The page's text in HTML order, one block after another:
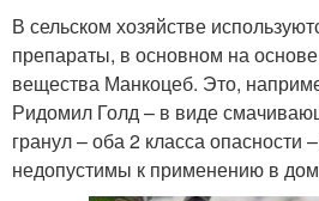
В сельском хозяйстве
препараты, в основном на
вещества Манкоцеб. Это,
Ридомил Голд – в виде
гранул – оба 2 класса опасности
недопустимы к применению в